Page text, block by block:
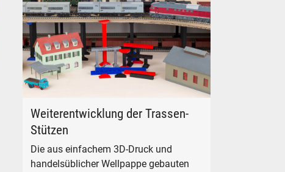
Weiterentwicklung der Trassen-
Stützen
Die aus einfachem 3D-Druck und
handelsüblicher Wellpappe gebauten